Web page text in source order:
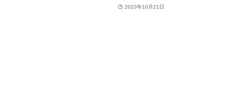
2023年10月21日